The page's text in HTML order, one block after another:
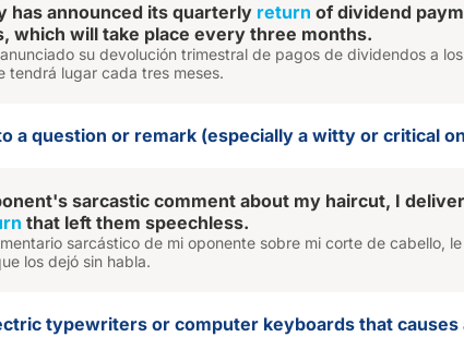
has announced its quarterly return of dividend
which will take place every three months.
su devolución trimestral de pagos de dividendos a los
tendrá lugar cada tres meses.
a question or remark (especially a witty or critical
sarcastic comment about my haircut, I
that left them speechless.
sarcástico de mi oponente sobre mi corte de cabello,
los dejó sin habla.
typewriters or computer keyboards that causes